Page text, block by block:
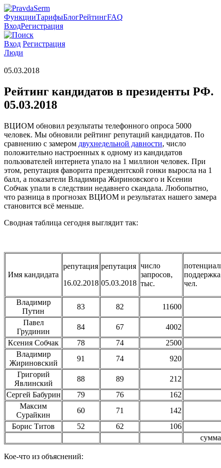
ФункцииТарифыБлогРейтингFAQ
ВходРегистрация
Вход Регистрация
Люди
05.03.2018
Рейтинг кандидатов в президенты РФ.
05.03.2018
ВЦИОМ обновил результаты телефонного опроса 5000
человек. Мы обновили рейтинг репутаций кандидатов. По
сравнению с замером двухнедельной давности, число
положительно настроенных к одному из кандидатов
пользователей интернета упало на 1 миллион человек. При
этом, репутация фаворита президентской гонки выросла на 1
балл, а показатели Владимира Жириновского и Ксении
Собчак упали в следствии недавнего скандала. Любопытно,
что разница в прогнозах ВЦИОМ и результатах нашего замера
становится всё меньше.
Сводная таблица сегодня выглядит так:
Имя кандидата
репутация
16.02.2018
репутация
05.03.2018
число
запросов,
тыс.
чел.
Владимир
Путин
83 82
11600
Павел
Грудинин
84 67
4002
Ксения Собчак
78 74
2500
Владимир
Жириновский
91 74
920
Григорий
Явлинский
88 89
212
Сергей Бабурин
79 76
162
Максим
Сурайкин
60 71
142
Борис Титов
52 62
106
Кое-что из объяснений: